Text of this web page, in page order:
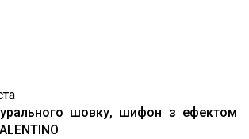
шовку, шифон з ефектом